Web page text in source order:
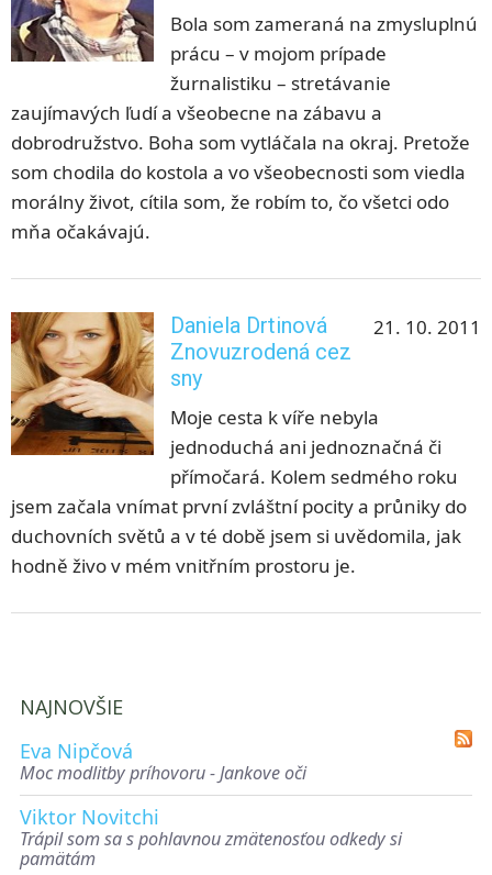
Bola som zameraná na zmysluplnú
prácu – v mojom prípade
žurnalistiku – stretávanie
zaujímavých ľudí a všeobecne na zábavu a
dobrodružstvo. Boha som vytláčala na okraj. Pretože
som chodila do kostola a vo všeobecnosti som viedla
morálny život, cítila som, že robím to, čo všetci odo
mňa očakávajú.
21. 10. 2011
Daniela Drtinová
Znovuzrodená cez
sny
Moje cesta k víře nebyla
jednoduchá ani jednoznačná či
přímočará. Kolem sedmého roku
jsem začala vnímat první zvláštní pocity a průniky do
duchovních světů a v té době jsem si uvědomila, jak
hodně živo v mém vnitřním prostoru je.
NAJNOVŠIE
Eva Nipčová
Moc modlitby príhovoru - Jankove oči
Viktor Novitchi
Trápil som sa s pohlavnou zmätenosťou odkedy si
pamätám